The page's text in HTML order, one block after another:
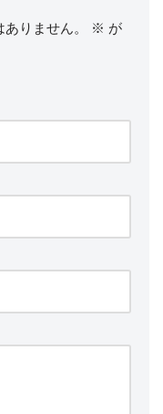
りません。 ※ が